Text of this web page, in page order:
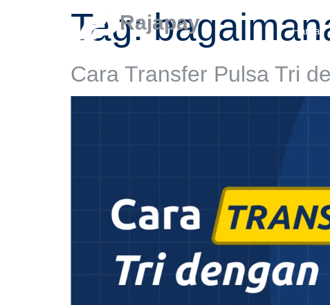
Rajapay Harga
Tag:
Cara Transfer Pulsa Tri